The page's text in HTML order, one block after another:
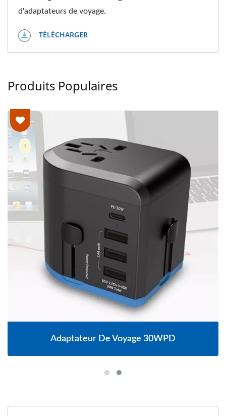
d'adaptateurs de voyage.
TÉLÉCHARGER
Produits Populaires
Adaptateur De Voyage 30WPD